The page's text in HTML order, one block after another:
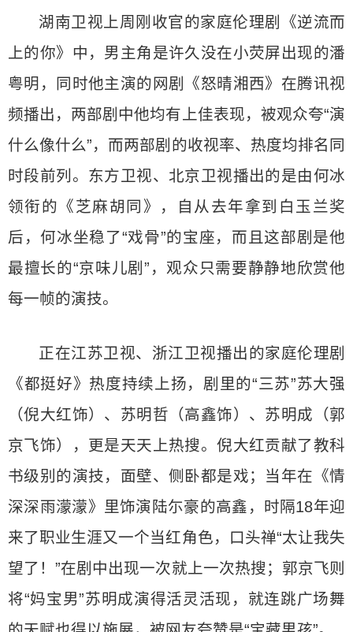
湖南卫视上周刚收官的家庭伦理剧《逆流而
上的你》中，男主角是许久没在小荧屏出现的潘
粤明，同时他主演的网剧《怒晴湘西》在腾讯视
频播出，两部剧中他均有上佳表现，被观众夸“演
什么像什么”，而两部剧的收视率、热度均排名同
时段前列。东方卫视、北京卫视播出的是由何冰
领衔的《芝麻胡同》，自从去年拿到白玉兰奖
后，何冰坐稳了“戏骨”的宝座，而且这部剧是他
最擅长的“京味儿剧”，观众只需要静静地欣赏他
每一帧的演技。
正在江苏卫视、浙江卫视播出的家庭伦理剧
《都挺好》热度持续上扬，剧里的“三苏”苏大强
（倪大红饰）、苏明哲（高鑫饰）、苏明成（郭
京飞饰），更是天天上热搜。倪大红贡献了教科
书级别的演技，面壁、侧卧都是戏；当年在《情
深深雨濛濛》里饰演陆尓豪的高鑫，时隔18年迎
来了职业生涯又一个当红角色，口头禅“太让我失
望了！”在剧中出现一次就上一次热搜；郭京飞则
将“妈宝男”苏明成演得活灵活现，就连跳广场舞